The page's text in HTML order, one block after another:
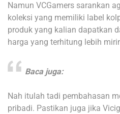
Namun VCGamers sarankan
koleksi yang memiliki label
produk yang kalian dapatkan
harga yang terhitung lebih
Baca juga:
Nah itulah tadi pembahasan
pribadi. Pastikan juga jika